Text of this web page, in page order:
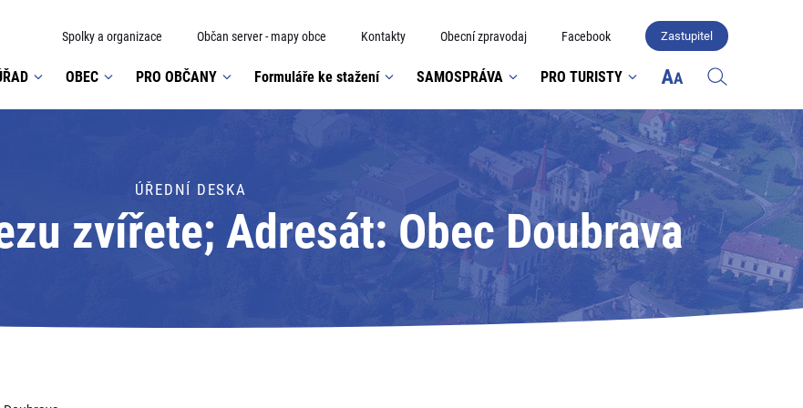
Spolky a organizace Občan server - mapy obce Kontakty Obecní zpravodaj Facebook Zastupitel
OBEC PRO OBČANY Formuláře ke stažení SAMOSPRÁVA PRO TURISTY
ÚŘEDNÍ DESKA
zvířete; Adresát: Obec Doubrava